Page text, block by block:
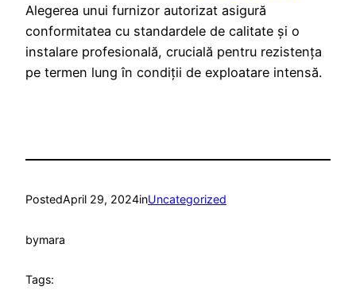
Alegerea unui furnizor autorizat asigură
conformitatea cu standardele de calitate și o
instalare profesională, crucială pentru rezistența
pe termen lung în condiții de exploatare intensă.
PostedApril 29, 2024inUncategorized
bymara
Tags: